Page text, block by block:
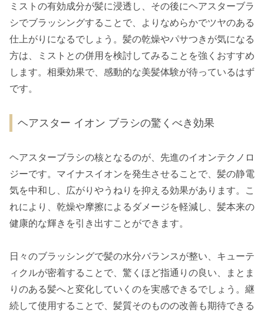
ミストの有効成分が髪に浸透し、その後にヘアスターブラ
シでブラッシングすることで、よりなめらかでツヤのある
仕上がりになるでしょう。髪の乾燥やパサつきが気になる
方は、ミストとの併用を検討してみることを強くおすすめ
します。相乗効果で、感動的な美髪体験が待っているはず
です。
ヘアスター イオン ブラシの驚くべき効果
ヘアスターブラシの核となるのが、先進のイオンテクノロ
ジーです。マイナスイオンを発生させることで、髪の静電
気を中和し、広がりやうねりを抑える効果があります。こ
れにより、乾燥や摩擦によるダメージを軽減し、髪本来の
健康的な輝きを引き出すことができます。
日々のブラッシングで髪の水分バランスが整い、キューテ
ィクルが密着することで、驚くほど指通りの良い、まとま
りのある髪へと変化していくのを実感できるでしょう。継
続して使用することで、髪質そのものの改善も期待できる